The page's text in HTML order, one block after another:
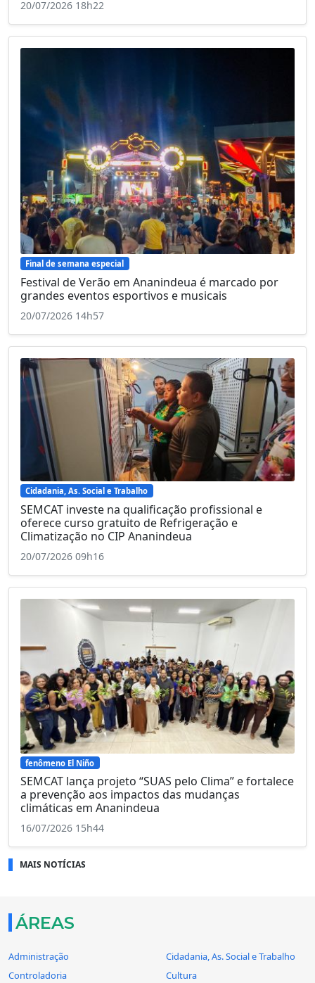
20/07/2026 18h22
Final de semana especial
Festival de Verão em Ananindeua é marcado por
grandes eventos esportivos e musicais
20/07/2026 14h57
Cidadania, As. Social e Trabalho
SEMCAT investe na qualificação profissional e
oferece curso gratuito de Refrigeração e
Climatização no CIP Ananindeua
20/07/2026 09h16
fenômeno El Niño
SEMCAT lança projeto “SUAS pelo Clima” e fortalece
a prevenção aos impactos das mudanças
climáticas em Ananindeua
16/07/2026 15h44
MAIS NOTÍCIAS
ÁREAS
Administração
Cidadania, As. Social e Trabalho
Controladoria
Cultura